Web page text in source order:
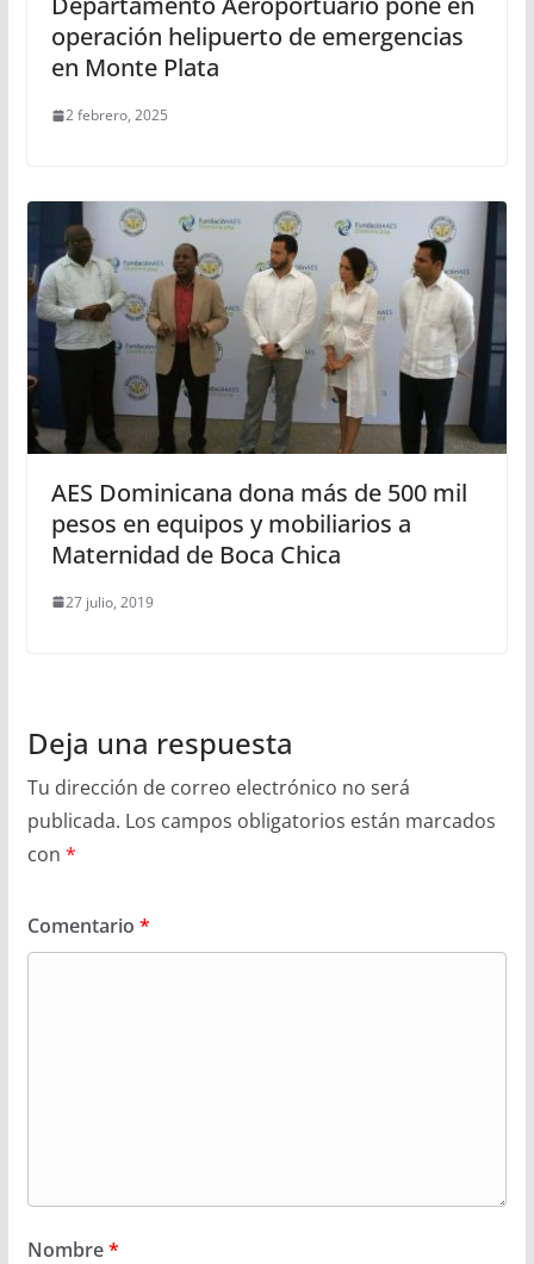
operación helipuerto de emergencias
en Monte Plata
2 febrero, 2025
AES Dominicana dona más de 500 mil
pesos en equipos y mobiliarios a
Maternidad de Boca Chica
27 julio, 2019
Deja una respuesta
Tu dirección de correo electrónico no será
publicada. Los campos obligatorios están marcados
con *
Comentario *
Nombre*